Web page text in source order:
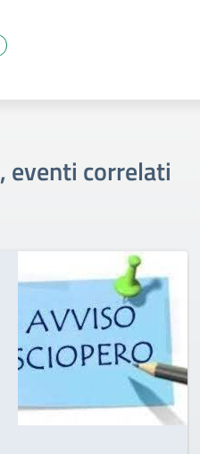
eventi correlati